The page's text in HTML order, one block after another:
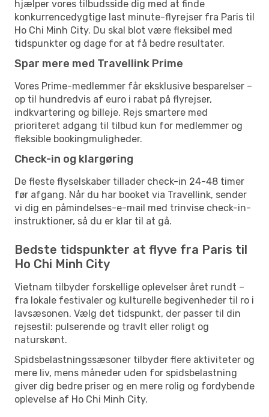
hjælper vores tilbudsside dig med at finde
konkurrencedygtige last minute-flyrejser fra Paris til
Ho Chi Minh City. Du skal blot være fleksibel med
tidspunkter og dage for at få bedre resultater.
Spar mere med Travellink Prime
Vores Prime-medlemmer får eksklusive besparelser –
op til hundredvis af euro i rabat på flyrejser,
indkvartering og billeje. Rejs smartere med
prioriteret adgang til tilbud kun for medlemmer og
fleksible bookingmuligheder.
Check-in og klargøring
De fleste flyselskaber tillader check-in 24-48 timer
før afgang. Når du har booket via Travellink, sender
vi dig en påmindelses-e-mail med trinvise check-in-
instruktioner, så du er klar til at gå.
Bedste tidspunkter at flyve fra Paris til
Ho Chi Minh City
Vietnam tilbyder forskellige oplevelser året rundt –
fra lokale festivaler og kulturelle begivenheder til ro i
lavsæsonen. Vælg det tidspunkt, der passer til din
rejsestil: pulserende og travlt eller roligt og
naturskønt.
Spidsbelastningssæsoner tilbyder flere aktiviteter og
mere liv, mens måneder uden for spidsbelastning
giver dig bedre priser og en mere rolig og fordybende
oplevelse af Ho Chi Minh City.